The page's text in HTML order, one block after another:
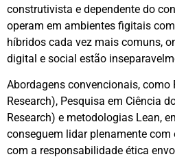
construtivista e dependente do
operam em ambientes figitais
híbridos cada vez mais comuns,
digital e social estão
Abordagens convencionais, como
Research), Pesquisa em Ciência
Research) e metodologias Lean,
conseguem lidar plenamente com
com a responsabilidade ética